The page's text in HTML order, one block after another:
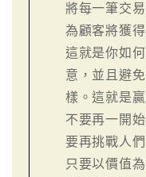
將每一筆交
為顧客將獲
這就是你如
意，並且避
樣。這就是
不要再一開
要再挑戰人
只要以價值